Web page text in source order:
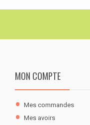
MON COMPTE
Mes commandes
Mes avoirs